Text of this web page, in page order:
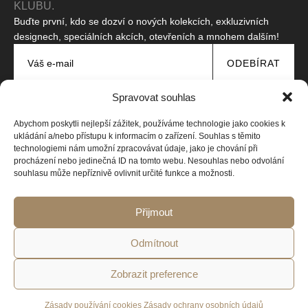
Spravovat souhlas
Abychom poskytli nejlepší zážitek, používáme technologie jako cookies k
ukládání a/nebo přístupu k informacím o zařízení. Souhlas s těmito
technologiemi nám umožní zpracovávat údaje, jako je chování při
procházení nebo jedinečná ID na tomto webu. Nesouhlas nebo odvolání
souhlasu může nepříznivě ovlivnit určité funkce a možnosti.
Přijmout
Odmítnout
Zobrazit preference
Zásady používání cookies Zásady ochrany osobních údajů
KLUBU.
Buďte první, kdo se dozví o nových kolekcích, exkluzivních
designech, speciálních akcích, otevřeních a mnohem dalším!
ODEBÍRAT
zasílání propagačních zpráv.Přečtěte si naše zásady
Tento web je chráněn pomocí reCAPTCHA a platíZásady ochrany
soukromíaSmluvní podmínkyspolečnosti Google.
Copyright © 2026 Všechna práva vyhrazena
osobních údajů
Zásady
cookies
Obchodní
podmínky
smlouvy